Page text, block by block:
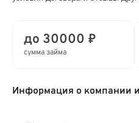
до 30000 ₽
сумма займа
Информация о компании